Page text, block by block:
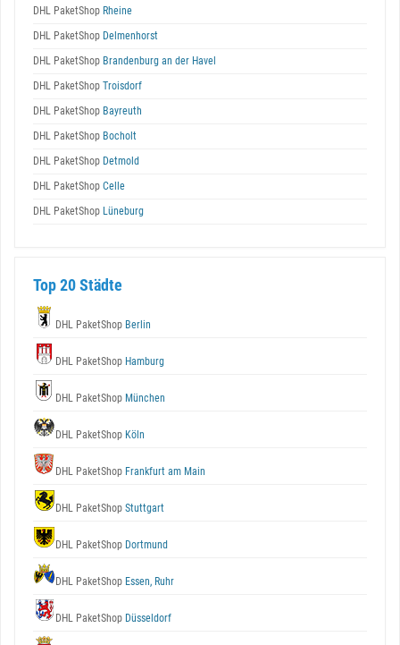
DHL PaketShop Rheine
DHL PaketShop Delmenhorst
DHL PaketShop Brandenburg an der Havel
DHL PaketShop Troisdorf
DHL PaketShop Bayreuth
DHL PaketShop Bocholt
DHL PaketShop Detmold
DHL PaketShop Celle
DHL PaketShop Lüneburg
Top 20 Städte
DHL PaketShop Berlin
DHL PaketShop Hamburg
DHL PaketShop München
DHL PaketShop Köln
DHL PaketShop Frankfurt am Main
DHL PaketShop Stuttgart
DHL PaketShop Dortmund
DHL PaketShop Essen, Ruhr
DHL PaketShop Düsseldorf